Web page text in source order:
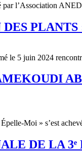
l’Association
le 5 juin 2024
Moi » s’est
DE LA 3ᵉ